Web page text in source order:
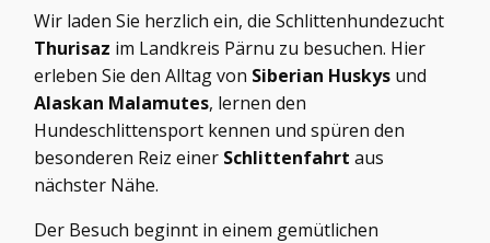
Wir laden Sie herzlich ein, die Schlittenhundezucht
Thurisaz im Landkreis Pärnu zu besuchen. Hier
erleben Sie den Alltag von Siberian Huskys und
Alaskan Malamutes, lernen den
Hundeschlittensport kennen und spüren den
besonderen Reiz einer Schlittenfahrtaus
nächster Nähe.
Der Besuch beginnt in einem gemütlichen